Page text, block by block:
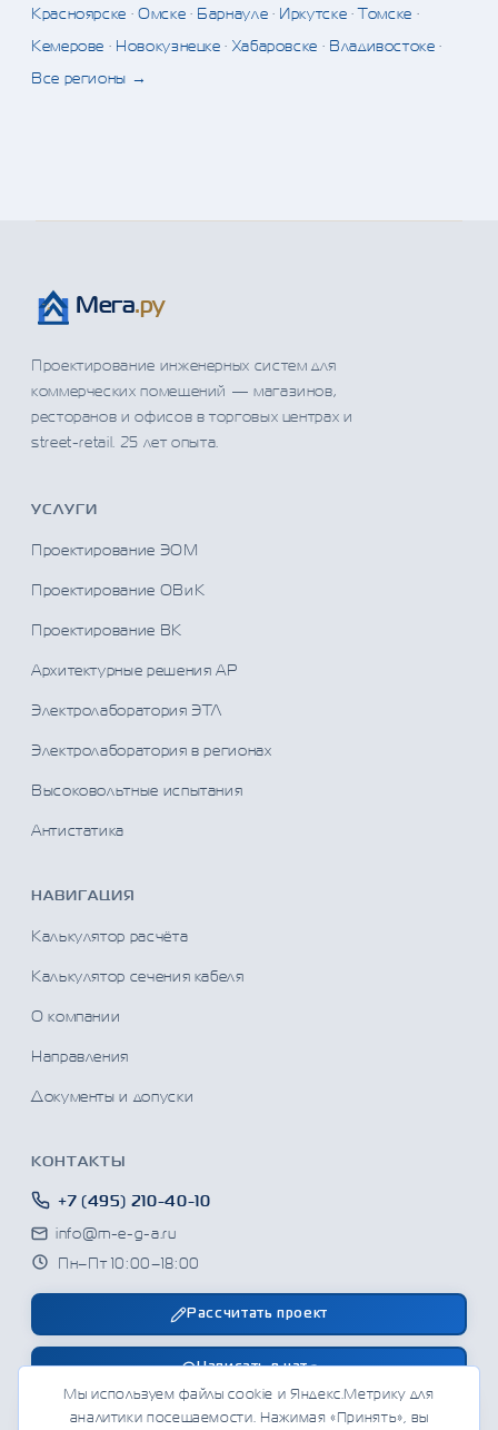
Красноярске ·Омске· Барнауле· Иркутске·Томске ·
Кемерове · Новокузнецке· Хабаровске · Владивостоке·
Все регионы →
Мега.ру
Проектирование инженерных систем для
коммерческих помещений — магазинов,
ресторанов и офисов в торговых центрах и
street-retail. 25 лет опыта.
УСЛУГИ
Проектирование ЭОМ
Проектирование ОВиК
Проектирование ВК
Архитектурные решения АР
Электролаборатория ЭТЛ
Электролаборатория в регионах
Высоковольтные испытания
Антистатика
НАВИГАЦИЯ
Калькулятор расчёта
Калькулятор сечения кабеля
О компании
Направления
Документы и допуски
КОНТАКТЫ
+7 (495) 210-40-10
info@m-e-g-a.ru
Пн–Пт 10:00–18:00
Рассчитать проект
Написать в чат
Мы используем файлы cookie и Яндекс.Метрику для
аналитики посещаемости. Нажимая «Принять», вы